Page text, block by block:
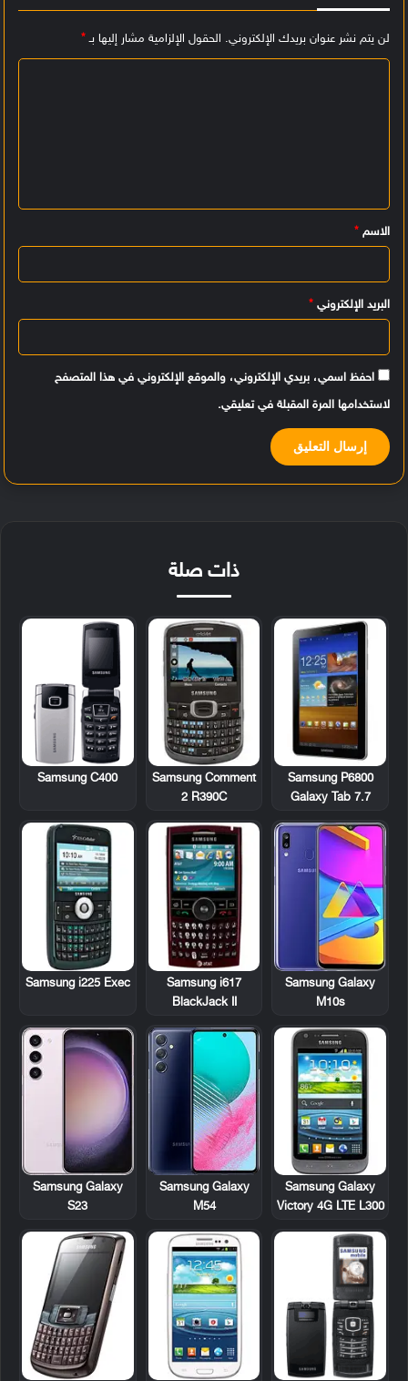
لن يتم نشر عنوان بريدك الإلكتروني. الحقول الإلزامية مشار إليها بـ*
ي
ق
الاسم *
البريد الإلكتروني *
احفظ اسمي، بريدي الإلكتروني، والموقع الإلكتروني في هذا المتصفح
لاستخدامها المرة المقبلة في تعليقي.
ذات صلة
Samsung P6800
Galaxy Tab 7.7
Samsung Comment
2 R390C
Samsung C400
Samsung Galaxy
M10s
Samsung i617
BlackJack II
Samsung i225 Exec
Samsung Galaxy
Victory 4G LTE L300
Samsung Galaxy
M54
Samsung Galaxy
S23